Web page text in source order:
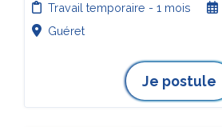
Travail temporaire - 1 mois
Guéret
Je postule